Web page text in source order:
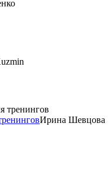
Ирина Шевцова